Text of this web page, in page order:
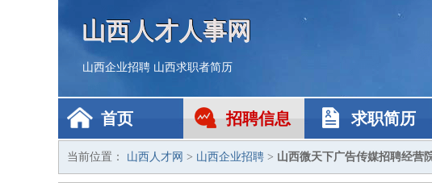
山西人才人事网
山西企业招聘 山西求职者简历
首页 招聘信息 求职简历
当前位置： 山西人才网 > 山西企业招聘 > 山西微天下广告传媒招聘经营